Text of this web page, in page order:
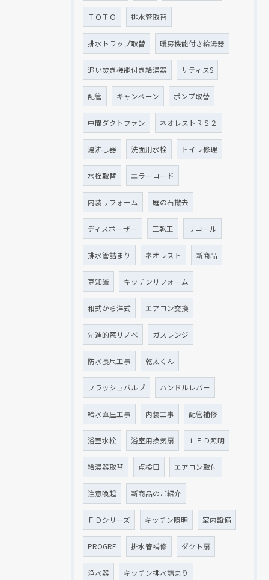
ＴＯＴＯ 排水管取替
排水トラップ取替 暖房機能付き給湯器
追い焚き機能付き給湯器 サティスS
配管 キャンペーン ポンプ取替
中間ダクトファン ネオレストＲＳ２
湯沸し器 洗面用水栓 トイレ修理
水栓取替 エラーコード
内装リフォーム 庭の石撤去
ディスポーザー 三乾王 リコール
排水管詰まり ネオレスト 新商品
豆知識 キッチンリフォーム
和式から洋式 エアコン交換
先進的窓リノベ ガスレンジ
防水長尺工事 乾太くん
フラッシュバルブ ハンドルレバー
給水直圧工事 内装工事 配管補修
浴室水栓 浴室用換気扇 ＬＥＤ照明
給湯器取替 点検口 エアコン取付
注意喚起 新商品のご紹介
ＦＤシリーズ キッチン照明 室内設備
PROGRE 排水管補修 ダクト扇
浄水器 キッチン排水詰まり